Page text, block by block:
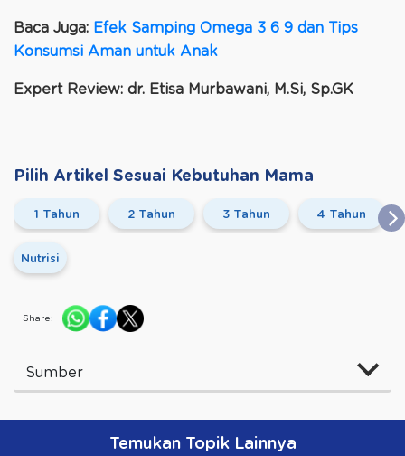
Baca Juga: Efek Samping Omega 3 6 9 dan Tips
Konsumsi Aman untuk Anak
Expert Review: dr. Etisa Murbawani, M.Si, Sp.GK
Pilih Artikel Sesuai Kebutuhan Mama
1 Tahun 2 Tahun 3 Tahun 4 Tahun
Nutrisi
Share:
Sumber
Temukan Topik Lainnya